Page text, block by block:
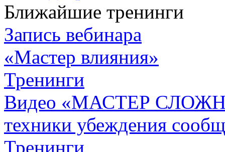
Ближайшие тренинги
Запись вебинара
«Мастер влияния»
Тренинги
Видео «МАСТЕР
техники убеждения
Тренинги